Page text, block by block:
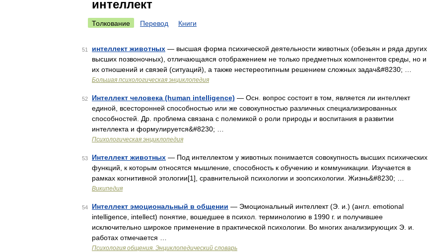
интеллект
Толкование Перевод Книги
51 интеллект животных — высшая форма психической деятельности животных (обезьян и ряда других
высших позвоночных), отличающаяся отображением не только предметных компонентов среды, но и
их отношений и связей (ситуаций), а также нестереотипным решением сложных задач&#8230; …
Большая психологическая энциклопедия
52 Интеллект человека (human intelligence) — Осн. вопрос состоит в том, является ли интеллект
единой, всесторонней способностью или же совокупностью различных специализированных
способностей. Др. проблема связана с полемикой о роли природы и воспитания в развитии
интеллекта и формулируется&#8230; …
Психологическая энциклопедия
53 Интеллект животных — Под интеллектом у животных понимается совокупность высших психических
функций, к которым относятся мышление, способность к обучению и коммуникации. Изучается в
рамках когнитивной этологии[1], cравнительной психологии и зоопсихологии. Жизнь&#8230; …
Википедия
54 Интеллект эмоциональный в общении — Эмоциональный интеллект (Э. и.) (англ. emotional
intelligence, intellect) понятие, вошедшее в психол. терминологию в 1990 г. и получившее
исключительно широкое применение в практической психологии. Во многих анализирующих Э. и.
работах отмечается …
Психология общения. Энциклопедический словарь